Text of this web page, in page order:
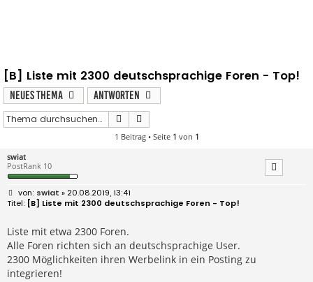
[B] Liste mit 2300 deutschsprachige Foren - Top!
Neues Thema
Antworten
Suche
1 Beitrag • Seite 1 von 1
swiat
PostRank 10
B
e
i
r
a
g
swiat » 20.08.2019, 13:41
[B] Liste mit 2300 deutschsprachige Foren - Top!
Liste mit etwa 2300 Foren.
Alle Foren richten sich an deutschsprachige User.
2300 Möglichkeiten ihren Werbelink in ein Posting zu
integrieren!